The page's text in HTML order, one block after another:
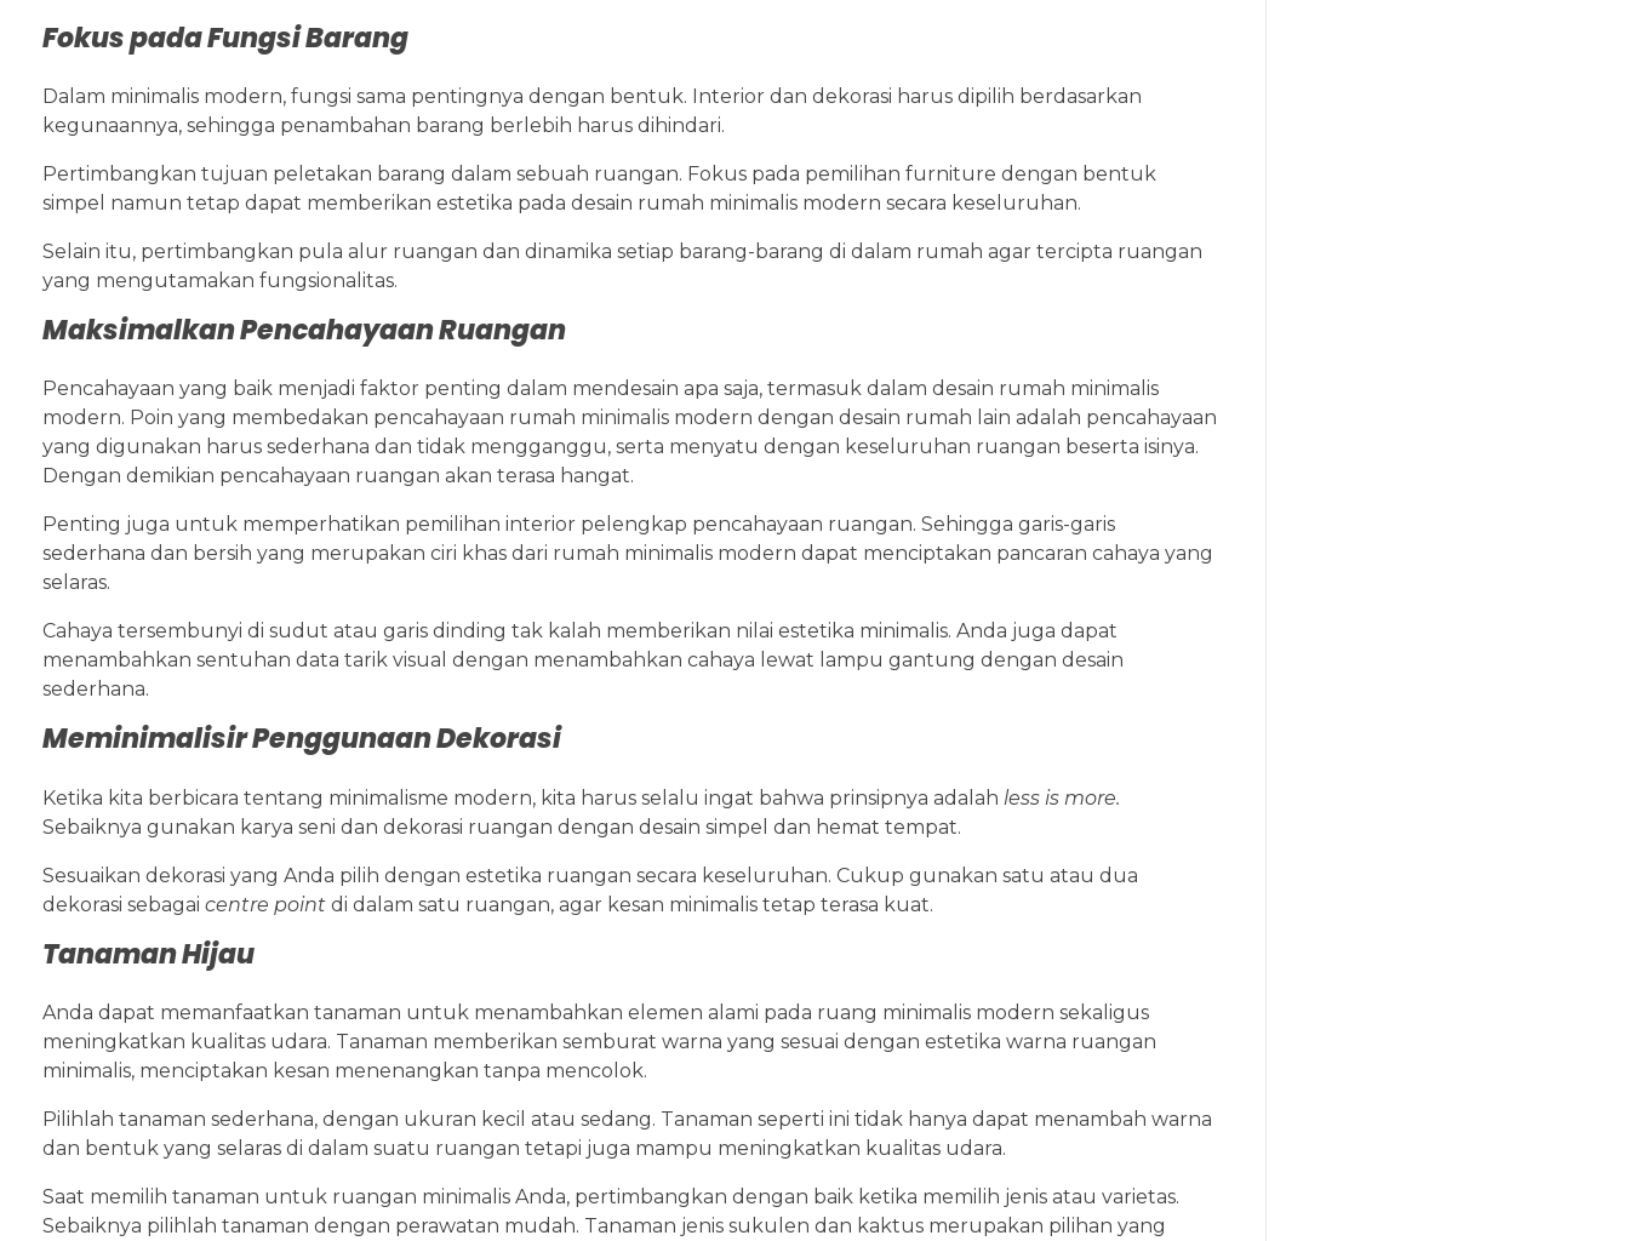
Fokus pada Fungsi Barang
Dalam minimalis modern, fungsi sama pentingnya dengan bentuk. Interior dan dekorasi harus dipilih berdasarkan
kegunaannya, sehingga penambahan barang berlebih harus dihindari.
Pertimbangkan tujuan peletakan barang dalam sebuah ruangan. Fokus pada pemilihan furniture dengan bentuk
simpel namun tetap dapat memberikan estetika pada desain rumah minimalis modern secara keseluruhan.
Selain itu, pertimbangkan pula alur ruangan dan dinamika setiap barang-barang di dalam rumah agar tercipta ruangan
yang mengutamakan fungsionalitas.
Maksimalkan Pencahayaan Ruangan
Pencahayaan yang baik menjadi faktor penting dalam mendesain apa saja, termasuk dalam desain rumah minimalis
modern. Poin yang membedakan pencahayaan rumah minimalis modern dengan desain rumah lain adalah pencahayaan
yang digunakan harus sederhana dan tidak mengganggu, serta menyatu dengan keseluruhan ruangan beserta isinya.
Dengan demikian pencahayaan ruangan akan terasa hangat.
Penting juga untuk memperhatikan pemilihan interior pelengkap pencahayaan ruangan. Sehingga garis-garis
sederhana dan bersih yang merupakan ciri khas dari rumah minimalis modern dapat menciptakan pancaran cahaya yang
selaras.
Cahaya tersembunyi di sudut atau garis dinding tak kalah memberikan nilai estetika minimalis. Anda juga dapat
menambahkan sentuhan data tarik visual dengan menambahkan cahaya lewat lampu gantung dengan desain
sederhana.
Meminimalisir Penggunaan Dekorasi
Ketika kita berbicara tentang minimalisme modern, kita harus selalu ingat bahwa prinsipnya adalah less is more.
Sebaiknya gunakan karya seni dan dekorasi ruangan dengan desain simpel dan hemat tempat.
Sesuaikan dekorasi yang Anda pilih dengan estetika ruangan secara keseluruhan. Cukup gunakan satu atau dua
dekorasi sebagai centre point di dalam satu ruangan, agar kesan minimalis tetap terasa kuat.
Tanaman Hijau
Anda dapat memanfaatkan tanaman untuk menambahkan elemen alami pada ruang minimalis modern sekaligus
meningkatkan kualitas udara. Tanaman memberikan semburat warna yang sesuai dengan estetika warna ruangan
minimalis, menciptakan kesan menenangkan tanpa mencolok.
Pilihlah tanaman sederhana, dengan ukuran kecil atau sedang. Tanaman seperti ini tidak hanya dapat menambah warna
dan bentuk yang selaras di dalam suatu ruangan tetapi juga mampu meningkatkan kualitas udara.
Saat memilih tanaman untuk ruangan minimalis Anda, pertimbangkan dengan baik ketika memilih jenis atau varietas.
Sebaiknya pilihlah tanaman dengan perawatan mudah. Tanaman jenis sukulen dan kaktus merupakan pilihan yang